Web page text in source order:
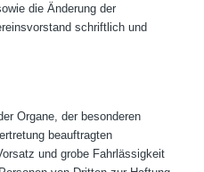
die Änderung der
schriftlich und
Organe, der besonderen
beauftragten
und grobe Fahrlässigkeit